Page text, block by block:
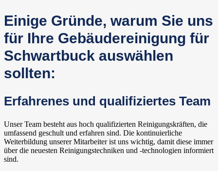
Einige Gründe, warum Sie uns
für Ihre Gebäudereinigung für
Schwartbuck auswählen
sollten:
Erfahrenes und qualifiziertes Team
Unser Team besteht aus hoch qualifizierten Reinigungskräften, die
umfassend geschult und erfahren sind. Die kontinuierliche
Weiterbildung unserer Mitarbeiter ist uns wichtig, damit diese immer
über die neuesten Reinigungstechniken und -technologien informiert
sind.